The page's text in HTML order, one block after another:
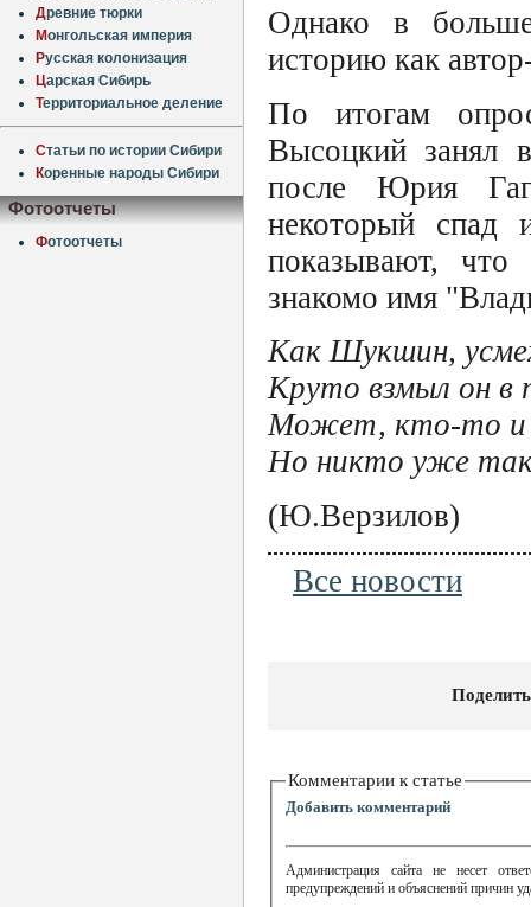
Древние тюрки
Монгольская империя
Русская колонизация
Царская Сибирь
Территориальное деление
Статьи по истории Сибири
Коренные народы Сибири
Фотоотчеты
Фотоотчеты
Однако в
историю как
По итогам
Высоцкий занял
после Юрия
некоторый спад
показывают, что
знакомо имя
Как Шукшин,
Круто взмыл он в
Может, кто-то и
Но никто уже
(Ю.Верзилов)
Все новости
Комментарии к статье
Добавить комментарий
Администрация сайта не несет
предупреждений и объяснений причин